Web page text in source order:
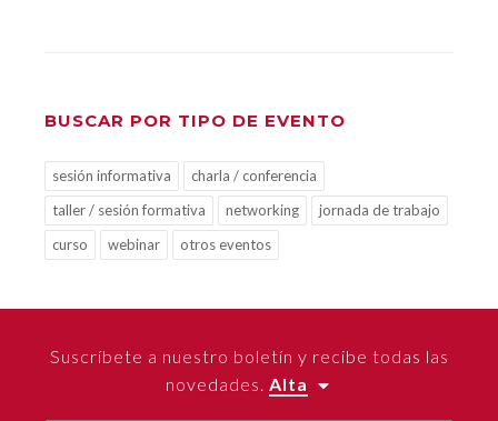
BUSCAR POR TIPO DE EVENTO
sesión informativa
charla / conferencia
taller / sesión formativa
networking
jornada de trabajo
curso
webinar otros eventos
Suscríbete a nuestro boletín y recibe todas las
novedades. Alta